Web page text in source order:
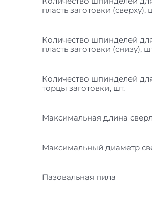
пласть заготовки (сверху),
Количество шпинделей
пласть заготовки (снизу),
Количество шпинделей
торцы заготовки, шт.
Максимальная длина
Максимальный диаметр
Пазовальная пила